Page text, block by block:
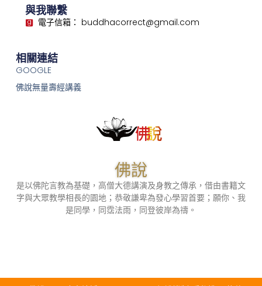
佛說
是以佛陀言教為基礎，高僧大德講演及身教之傳承，借由書籍文
字與大眾教學相長的園地；恭敬謙卑為發心學習首要；願你、我
是同學，同霑法雨，同登彼岸為禱。
與我聯繫
電子信箱： buddhacorrect@gmail.com
相關連結
GOOGLE
佛說無量壽經講義